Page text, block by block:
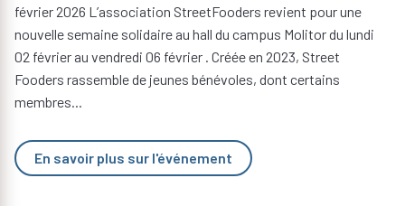
février 2026 L’association StreetFooders revient pour une
nouvelle semaine solidaire au hall du campus Molitor du lundi
02 février au vendredi 06 février . Créée en 2023, Street
Fooders rassemble de jeunes bénévoles, dont certains
membres...
En savoir plus sur l'événement